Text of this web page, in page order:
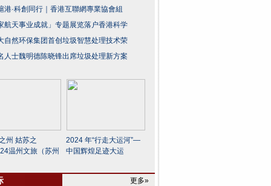
港·科創同行｜香港互聯網專業協會組
航天事业成就」专题展览落户香港科学
自然环保集团首创垃圾智慧处理技术荣
人士魏明德陈晓锋出席垃圾处理新方案
州 姑苏之
温州文旅（苏州
2024 年“行走大运河”—
中国辉煌足迹大运
更多»